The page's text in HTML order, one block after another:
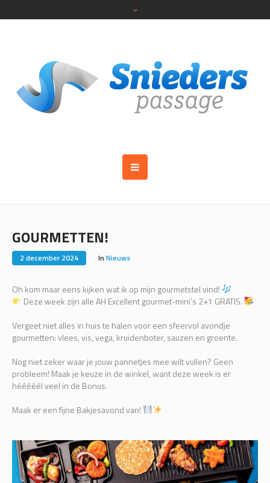
GOURMETTEN!
2 december 2024 In Nieuws
Oh kom maar eens kijken wat ik op mijn gourmetstel vind!
Deze week zijn alle AH Excellent gourmet-mini’s 2+1 GRATIS.
Vergeet niet alles in huis te halen voor een sfeervol avondje
gourmetten: vlees, vis, vega, kruidenboter, sauzen en groente.
Nog niet zeker waar je jouw pannetjes mee wilt vullen? Geen
probleem! Maak je keuze in de winkel, want deze week is er
hééééél veel in de Bonus.
Maak er een fijne Bakjesavond van!